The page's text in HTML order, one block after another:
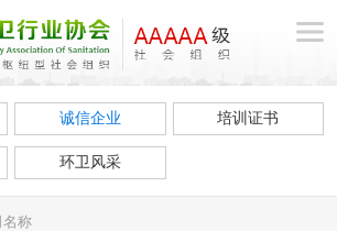
诚信企业 培训证书
环卫风采